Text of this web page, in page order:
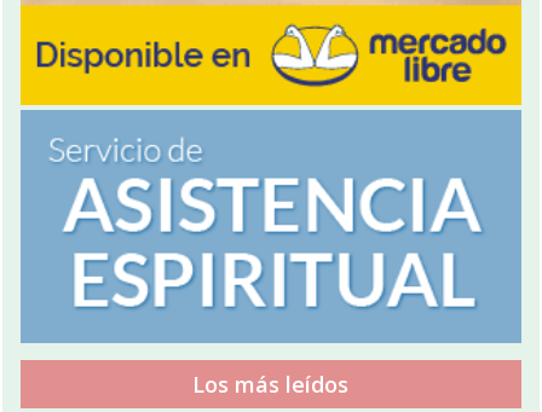
Los más leídos